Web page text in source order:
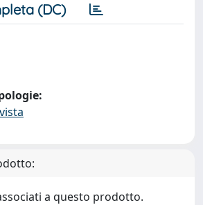
(DC)
a questo prodotto.